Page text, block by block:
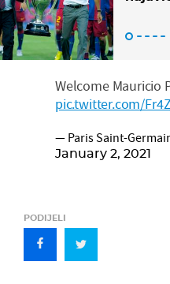
Welcome Mauricio
pic.twitter.com/
— Paris Saint-
January 2, 2021
PODIJELI